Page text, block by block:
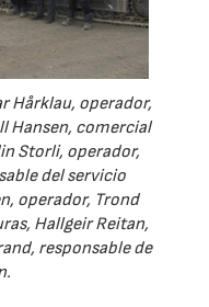
Hårklau, operador,
Hansen, comercial
Storli, operador,
del servicio
operador, Trond
Hallgeir Reitan,
responsable de